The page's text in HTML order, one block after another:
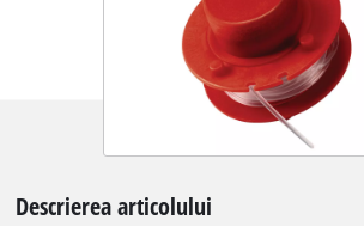
Descrierea articolului